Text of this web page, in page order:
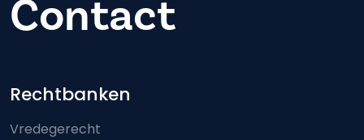
Contact
Footer-menu
Rechtbanken
Vredegerecht